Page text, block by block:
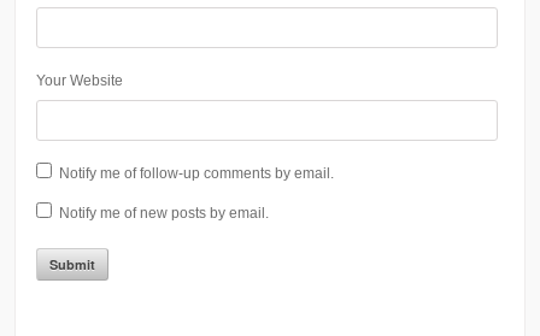
Your Website
Notify me of follow-up comments by email.
Notify me of new posts by email.